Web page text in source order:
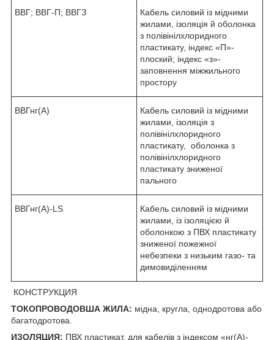
ВВГ; ВВГ-П; ВВГЗ
Кабель силовий із мідними
жилами, ізоляція й оболонка
з полівінілхлоридного
пластикату, індекс «П»-
плоский; індекс «з»-
заповнення міжжильного
простору
ВВГнг(А)
Кабель силовий із мідними
жилами, ізоляція з
полівінілхлоридного
пластикату, оболонка з
полівінілхлоридного
пластикату зниженої
пального
ВВГнг(А)-LS
Кабель силовий із мідними
жилами, із ізоляцією й
оболонкою з ПВХ пластикату
зниженої пожежної
небезпеки з низьким газо- та
димовиділенням
КОНСТРУКЦИЯ
ТОКОПРОВОДОВША ЖИЛА: мідна, кругла, однодротова або
багатодротова.
ИЗОЛЯЦИЯ: ПВХ пластикат, для кабелів з індексом «нг(А)-